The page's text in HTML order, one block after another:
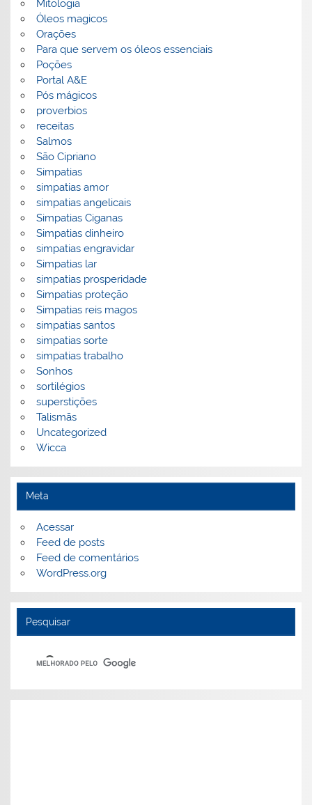
Mitologia
Óleos magicos
Orações
Para que servem os óleos essenciais
Poções
Portal A&E
Pós mágicos
proverbios
receitas
Salmos
São Cipriano
Simpatias
simpatias amor
simpatias angelicais
Simpatias Ciganas
Simpatias dinheiro
simpatias engravidar
Simpatias lar
simpatias prosperidade
Simpatias proteção
Simpatias reis magos
simpatias santos
simpatias sorte
simpatias trabalho
Sonhos
sortilégios
superstições
Talismãs
Uncategorized
Wicca
Meta
Acessar
Feed de posts
Feed de comentários
WordPress.org
Pesquisar